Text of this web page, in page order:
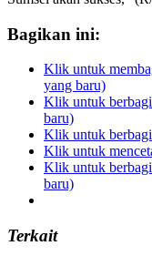
Bagikan ini:
Klik untuk
yang baru)
Klik untuk
baru)
Klik untuk
Klik untuk
Klik untuk
baru)
Terkait